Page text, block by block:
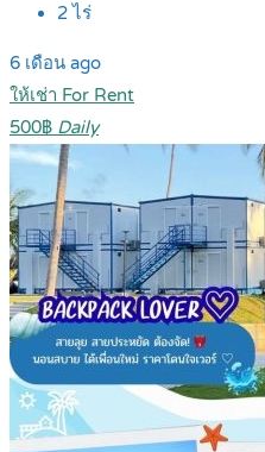
2ไร่
6 เดือน ago
ให้เช่า For Rent
500฿ Daily